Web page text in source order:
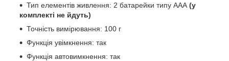
Тип елементів живлення: 2 батарейки типу ААА (у
комплекті не йдуть)
Точність вимірювання: 100 г
Функція увімкнення: так
Функція автовимкнення: так